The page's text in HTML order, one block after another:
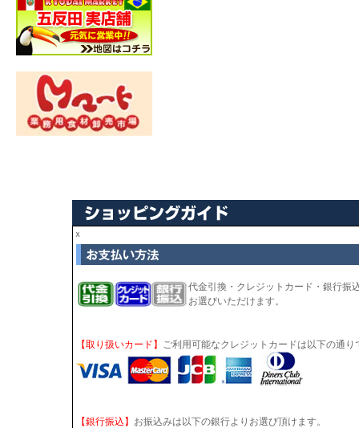
ｘ
代金引換・クレジットカード・銀行振
お選びいただけます。
【取り扱いカード】 ご利用可能なクレジットカードは以下の通り
【銀行振込】 お振込みは以下の銀行よりお選び頂けます。